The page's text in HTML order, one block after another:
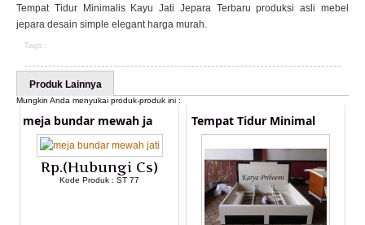
Tempat Tidur Minimalis Kayu Jati Jepara Terbaru produksi asli mebel
jepara desain simple elegant harga murah.
Tags :
Produk Lainnya
Mungkin Anda menyukai produk-produk ini :
meja bundar mewah ja
Rp.(Hubungi Cs)
Kode Produk : ST 77
Tempat Tidur Minimal